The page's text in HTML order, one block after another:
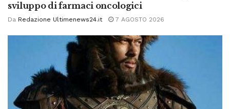
sviluppo di farmaci oncologici
Da Redazione Ultimenews24.it 7 AGOSTO 2026